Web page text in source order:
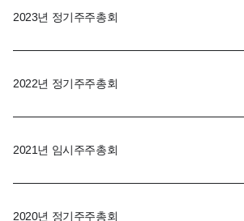
2023년 정기주주총회
2022년 정기주주총회
2021년 임시주주총회
2020년 정기주주총회